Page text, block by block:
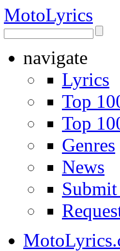
MotoLyrics
navigate
Lyrics
Top
Top
Genres
News